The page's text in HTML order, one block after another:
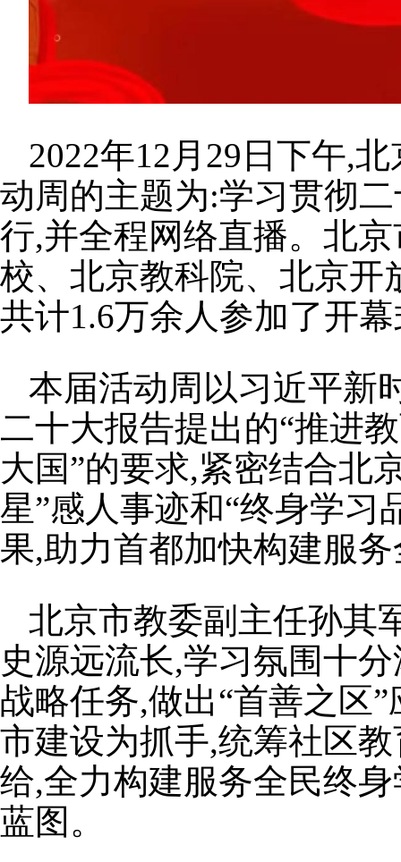
2022年12月29日下午,
动周的主题为:学习贯彻
行,并全程网络直播。北
校、北京教科院、北京开
共计1.6万余人参加了开
本届活动周以习近平新
二十大报告提出的“推进
大国”的要求,紧密结合北
星”感人事迹和“终身学习
果,助力首都加快构建服
北京市教委副主任孙其
史源远流长,学习氛围十
战略任务,做出“首善之区
市建设为抓手,统筹社区
给,全力构建服务全民终
蓝图。